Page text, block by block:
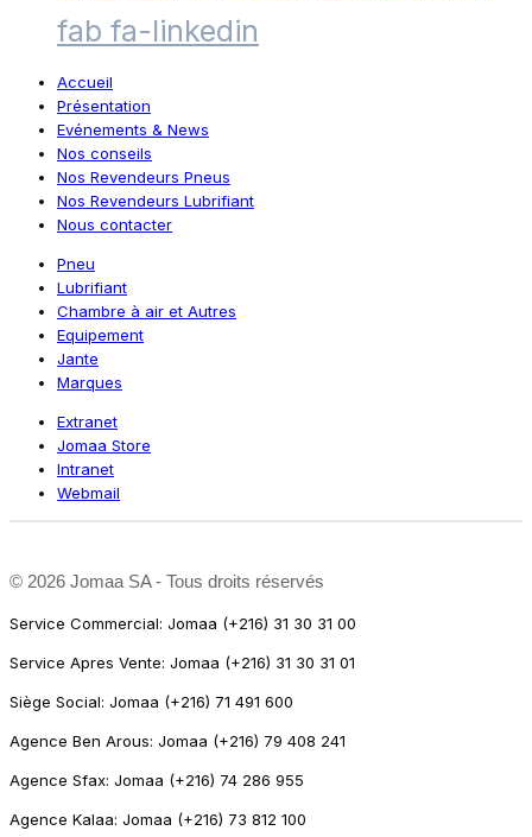
fab fa-linkedin
Accueil
Présentation
Evénements & News
Nos conseils
Nos Revendeurs Pneus
Nos Revendeurs Lubrifiant
Nous contacter
Pneu
Lubrifiant
Chambre à air et Autres
Equipement
Jante
Marques
Extranet
Jomaa Store
Intranet
Webmail
© 2026 Jomaa SA - Tous droits réservés
Service Commercial: Jomaa (+216) 31 30 31 00
Service Apres Vente: Jomaa (+216) 31 30 31 01
Siège Social: Jomaa (+216) 71 491 600
Agence Ben Arous: Jomaa (+216) 79 408 241
Agence Sfax: Jomaa (+216) 74 286 955
Agence Kalaa: Jomaa (+216) 73 812 100